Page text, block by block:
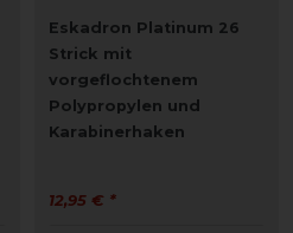
Eskadron Platinum 26
Strick mit
vorgeflochtenem
Polypropylen und
Karabinerhaken
12,95 € *